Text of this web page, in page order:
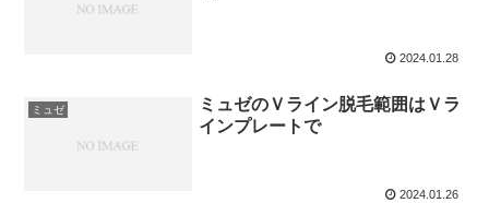
2024.01.28
ミュゼ
ミュゼのＶライン脱毛範囲はＶラ
インプレートで
2024.01.26